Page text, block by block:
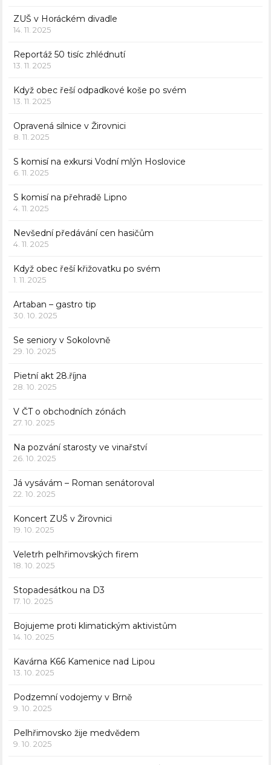
ZUŠ v Horáckém divadle
14. 11. 2025
Reportáž 50 tisíc zhlédnutí
13. 11. 2025
Když obec řeší odpadkové koše po svém
13. 11. 2025
Opravená silnice v Žirovnici
8. 11. 2025
S komisí na exkursi Vodní mlýn Hoslovice
6. 11. 2025
S komisí na přehradě Lipno
4. 11. 2025
Nevšední předávání cen hasičům
4. 11. 2025
Když obec řeší křižovatku po svém
1. 11. 2025
Artaban – gastro tip
30. 10. 2025
Se seniory v Sokolovně
29. 10. 2025
Pietní akt 28.října
28. 10. 2025
V ČT o obchodních zónách
27. 10. 2025
Na pozvání starosty ve vinařství
26. 10. 2025
Já vysávám – Roman senátoroval
22. 10. 2025
Koncert ZUŠ v Žirovnici
19. 10. 2025
Veletrh pelhřimovských firem
18. 10. 2025
Stopadesátkou na D3
17. 10. 2025
Bojujeme proti klimatickým aktivistům
14. 10. 2025
Kavárna K66 Kamenice nad Lipou
13. 10. 2025
Podzemní vodojemy v Brně
9. 10. 2025
Pelhřimovsko žije medvědem
9. 10. 2025